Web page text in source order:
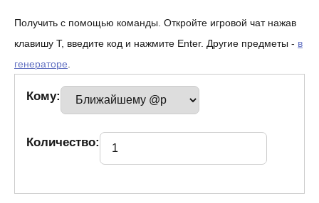
Получить с помощью команды. Откройте игровой чат нажав
клавишу T, введите код и нажмите Enter. Другие предметы - в
генераторе.
Кому:
Количество: